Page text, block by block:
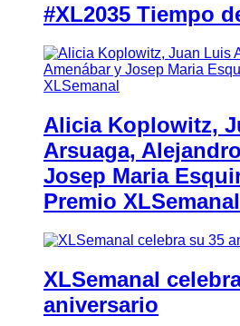
#XL2035 Tiempo
Alicia Koplowitz,
Arsuaga,
Josep Maria
Premio XLSemanal
XLSemanal
aniversario